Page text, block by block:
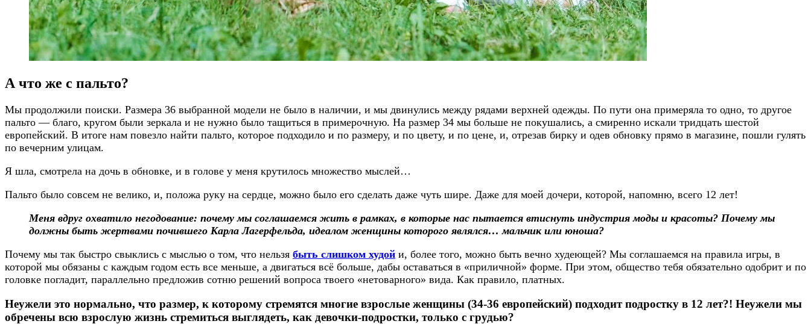
А что же с пальто?
Мы продолжили поиски. Размера 36 выбранной модели не было в наличии, и мы двинулись между рядами верхней одежды. По пути она примеряла то одно, то другое
пальто — благо, кругом были зеркала и не нужно было тащиться в примерочную. На размер 34 мы больше не покушались, а смиренно искали тридцать шестой
европейский. В итоге нам повезло найти пальто, которое подходило и по размеру, и по цвету, и по цене, и, отрезав бирку и одев обновку прямо в магазине, пошли гулять
по вечерним улицам.
Я шла, смотрела на дочь в обновке, и в голове у меня крутилось множество мыслей…
Пальто было совсем не велико, и, положа руку на сердце, можно было его сделать даже чуть шире. Даже для моей дочери, которой, напомню, всего 12 лет!
Меня вдруг охватило негодование: почему мы соглашаемся жить в рамках, в которые нас пытается втиснуть индустрия моды и красоты? Почему мы
должны быть жертвами почившего Карла Лагерфельда, идеалом женщины которого являлся… мальчик или юноша?
Почему мы так быстро свыклись с мыслью о том, что нельзя быть слишком худой и, более того, можно быть вечно худеющей? Мы соглашаемся на правила игры, в
которой мы обязаны с каждым годом есть все меньше, а двигаться всё больше, дабы оставаться в «приличной» форме. При этом, общество тебя обязательно одобрит и по
головке погладит, параллельно предложив сотню решений вопроса твоего «нетоварного» вида. Как правило, платных.
Неужели это нормально, что размер, к которому стремятся многие взрослые женщины (34-36 европейский) подходит подростку в 12 лет?! Неужели мы
обречены всю взрослую жизнь стремиться выглядеть, как девочки-подростки, только с грудью?